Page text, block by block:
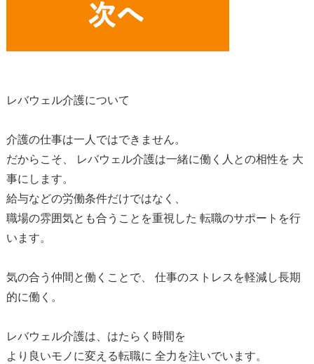
レバウェル介護について
介護の仕事は一人ではできません。
だからこそ、 レバウェル介護は一緒に働く人との相性を 大
事にします。
給与などの労働条件だけではなく、
職場の雰囲気とも合うことを重視した 転職のサポートを行
います。
気の合う仲間と働くことで、 仕事のストレスを軽減し長期
的に働く。
レバウェル介護は、はたらく時間を
より良いモノに変える転職に 全力を注いでいます。